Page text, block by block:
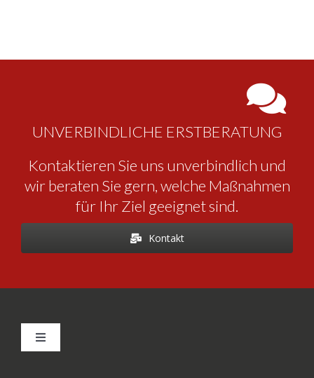
UNVERBINDLICHE ERSTBERATUNG
Kontaktieren Sie uns unverbindlich und
wir beraten Sie gern, welche Maßnahmen
für Ihr Ziel geeignet sind.
Kontakt
Toggle